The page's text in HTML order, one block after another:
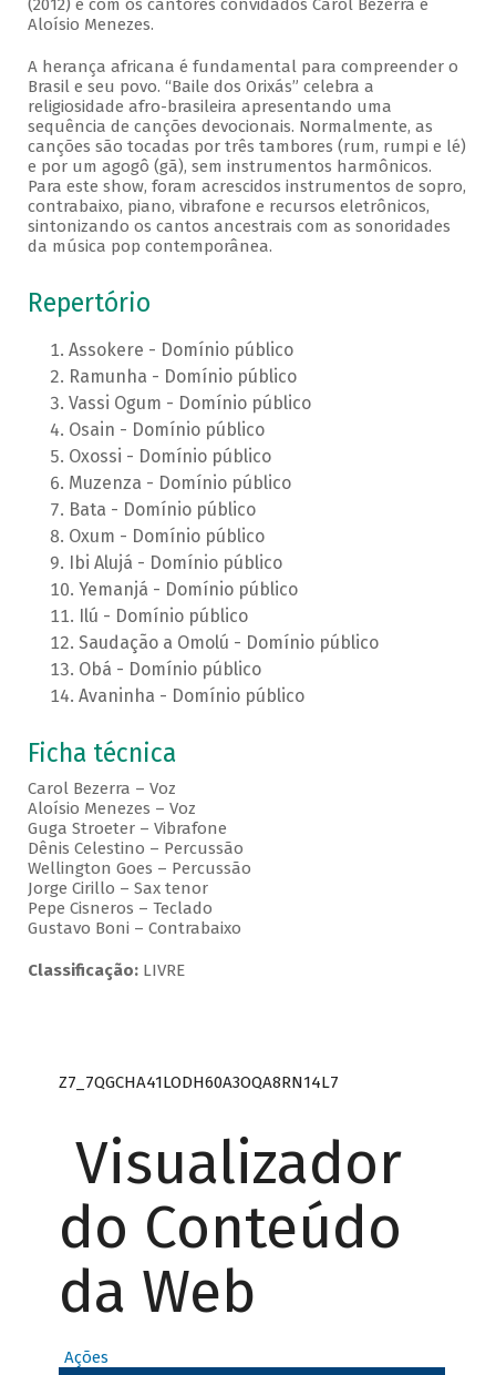
(2012) e com os cantores convidados Carol Bezerra e
Aloísio Menezes.
A herança africana é fundamental para compreender o
Brasil e seu povo. “Baile dos Orixás” celebra a
religiosidade afro-brasileira apresentando uma
sequência de canções devocionais. Normalmente, as
canções são tocadas por três tambores (rum, rumpi e lé)
e por um agogô (gã), sem instrumentos harmônicos.
Para este show, foram acrescidos instrumentos de sopro,
contrabaixo, piano, vibrafone e recursos eletrônicos,
sintonizando os cantos ancestrais com as sonoridades
da música pop contemporânea.
Repertório
Assokere - Domínio público
Ramunha - Domínio público
Vassi Ogum - Domínio público
Osain - Domínio público
Oxossi - Domínio público
Muzenza - Domínio público
Bata - Domínio público
Oxum - Domínio público
Ibi Alujá - Domínio público
Yemanjá - Domínio público
Ilú - Domínio público
Saudação a Omolú - Domínio público
Obá - Domínio público
Avaninha - Domínio público
Ficha técnica
Carol Bezerra – Voz
Aloísio Menezes – Voz
Guga Stroeter – Vibrafone
Dênis Celestino – Percussão
Wellington Goes – Percussão
Jorge Cirillo – Sax tenor
Pepe Cisneros – Teclado
Gustavo Boni – Contrabaixo
Classificação:LIVRE
Z7_7QGCHA41LODH60A3OQA8RN14L7
Visualizador
do Conteúdo
da Web
Ações